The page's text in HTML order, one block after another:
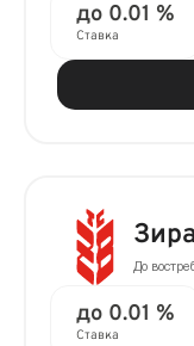
до 0.01 %
Ставка
До
до 0.01 %
Ставка